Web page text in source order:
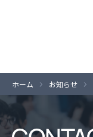
ホーム お知らせ